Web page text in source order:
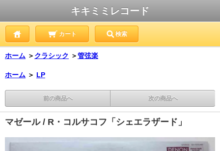
キキミミレコード
カート 検索
ホーム ＞ クラシック ＞管弦楽
ホーム ＞ LP
前の商品へ 次の商品へ
マゼール / R・コルサコフ「シェエラザード」